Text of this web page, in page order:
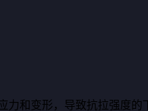
力和变形，导致抗拉强度